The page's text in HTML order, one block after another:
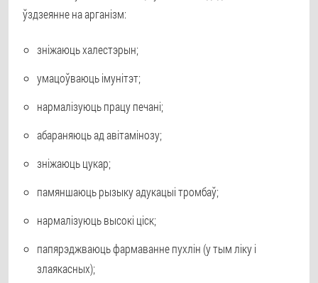
ўздзеянне на арганізм:
зніжаюць халестэрын;
умацоўваюць імунітэт;
нармалізуюць працу печані;
абараняюць ад авітамінозу;
зніжаюць цукар;
памяншаюць рызыку адукацыі тромбаў;
нармалізуюць высокі ціск;
папярэджваюць фармаванне пухлін (у тым ліку і
злаякасных);